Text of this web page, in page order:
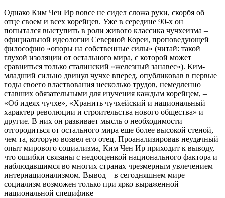
Однако Ким Чен Ир вовсе не сидел сложа руки, скорбя об
отце своем и всех корейцев. Уже в середине 90-х он
попытался выступить в роли живого классика чучхеизма –
официальной идеологии Северной Кореи, проповедующей
философию «опоры на собственные силы» (читай: такой
глухой изоляции от остального мира, с которой может
сравниться только сталинский «железный занавес»). Ким-
младший сильно двинул чучхе вперед, опубликовав в первые
годы своего властвования несколько трудов, немедленно
ставших обязательными для изучения каждым корейцем, –
«Об идеях чучхе», «Хранить чучхейский и национальный
характер революции и строительства нового общества» и
другие. В них он развивает мысль о необходимости
отгородиться от остального мира еще более высокой стеной,
чем та, которую возвел его отец. Проанализировав неудачный
опыт мирового социализма, Ким Чен Ир приходит к выводу,
что ошибки связаны с недооценкой национального фактора и
наблюдавшимся во многих странах чрезмерным увлечением
интернационализмом. Вывод – в сегодняшнем мире
социализм возможен только при ярко выраженной
национальной специфике